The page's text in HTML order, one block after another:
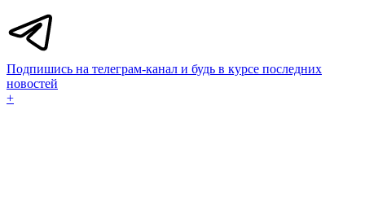
Подпишись на телеграм-канал и будь в курсе последних
новостей
+